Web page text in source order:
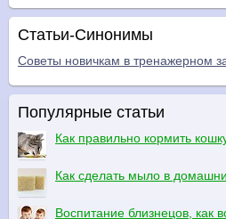
Статьи-Синонимы
Советы новичкам в тренажерном
Популярные статьи
Как правильно кормить
Как сделать мыло в
Воспитание близнецов, как